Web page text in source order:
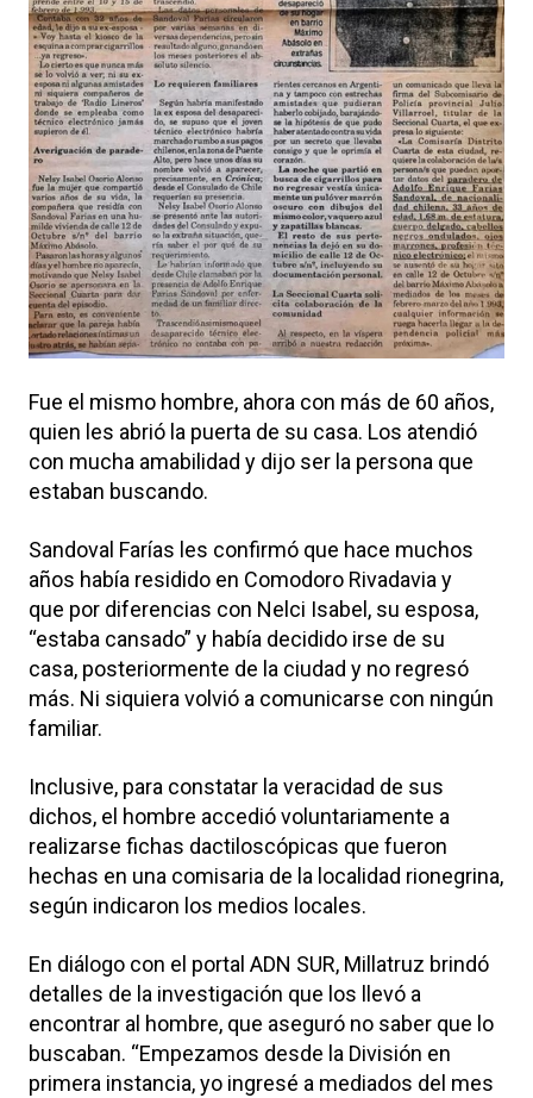
Fue el mismo hombre, ahora con más de 60 años,
quien les abrió la puerta de su casa. Los atendió
con mucha amabilidad y dijo ser la persona que
estaban buscando.
Sandoval Farías les confirmó que hace muchos
años había residido en Comodoro Rivadavia y
que por diferencias con Nelci Isabel, su esposa,
“estaba cansado” y había decidido irse de su
casa, posteriormente de la ciudad y no regresó
más. Ni siquiera volvió a comunicarse con ningún
familiar.
Inclusive, para constatar la veracidad de sus
dichos, el hombre accedió voluntariamente a
realizarse fichas dactiloscópicas que fueron
hechas en una comisaria de la localidad rionegrina,
según indicaron los medios locales.
En diálogo con el portal ADN SUR, Millatruz brindó
detalles de la investigación que los llevó a
encontrar al hombre, que aseguró no saber que lo
buscaban. “Empezamos desde la División en
primera instancia, yo ingresé a mediados del mes